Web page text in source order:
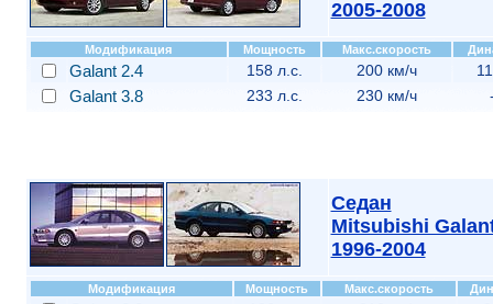
2005-2008
Модификация Мощность Макс.скорость
Galant 2.4 158 л.с. 200 км/ч
Galant 3.8 233 л.с. 230 км/ч
Седан
Mitsubishi
1996-2004
Модификация Мощность Макс.скорость